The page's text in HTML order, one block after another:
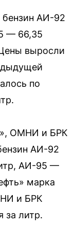
бензин АИ-92
— 66,35
выросли
по
ОМНИ и БРК
АИ-92
АИ-95 —
марка
и БРК
за литр.